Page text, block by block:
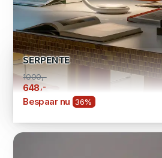
SERPENTE
1000,-
648,-
Bespaar nu 36%